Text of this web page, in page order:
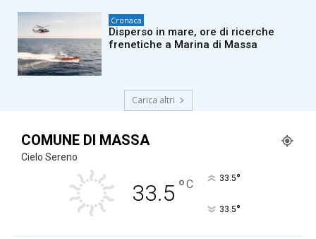
Cronaca
Disperso in mare, ore di ricerche
frenetiche a Marina di Massa
Carica altri
COMUNE DI MASSA
Cielo Sereno
33.5 °C 33.5°
33.5°